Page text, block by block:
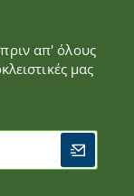
απ' όλους
μας